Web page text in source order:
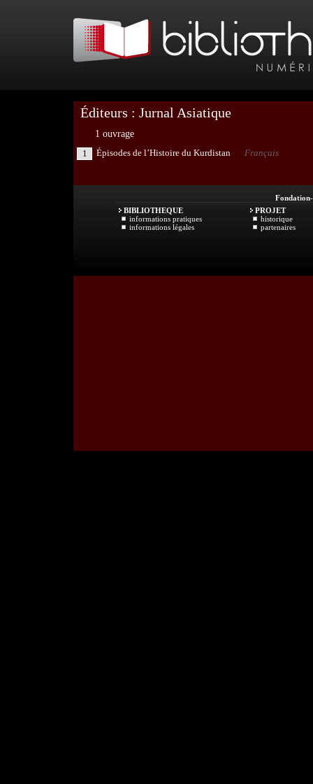
Éditeurs : Jurnal Asiatique
1 ouvrage
1
Épisodes de l’Histoire du Kurdistan Français
Fondation
BIBLIOTHEQUE
informations pratiques
informations légales
PROJET
historique
partenaires